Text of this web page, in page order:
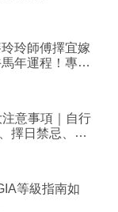
玲師傅擇宜嫁
年運程！專業
意事項｜自行
擇日禁忌、相
等級指南如